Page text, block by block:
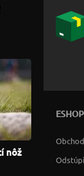
nôž